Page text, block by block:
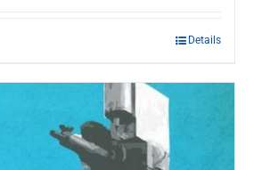
Details